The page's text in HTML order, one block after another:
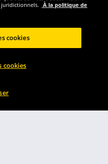
juridictionnels. À la politique de
cookies
cookies